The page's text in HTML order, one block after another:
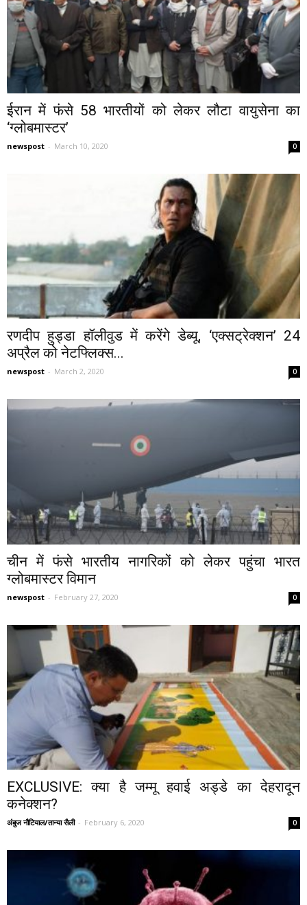
ईरान में फंसे 58 भारतीयों को लेकर लौटा वायुसेना का
‘ग्लोबमास्टर’
newspost - March 10, 2020 0
रणदीप हुड्डा हॉलीवुड में करेंगे डेब्यू, ‘एक्सट्रेक्शन’ 24
अप्रैल को नेटफ्लिक्स...
newspost - March 2, 2020 0
चीन में फंसे भारतीय नागरिकों को लेकर पहुंचा भारत
ग्लोबमास्टर विमान
newspost - February 27, 2020 0
EXCLUSIVE: क्या है जम्मू हवाई अड्डे का देहरादून
कनेक्शन?
अंबुज नौटियाल/तान्या सैली - February 6, 2020 0